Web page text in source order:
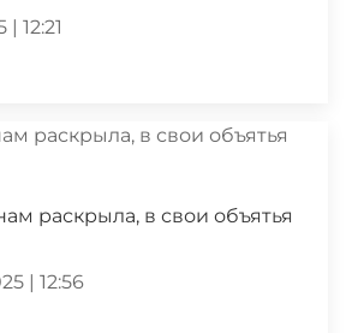
12:21
раскрыла, в свои объятья
| 12:56